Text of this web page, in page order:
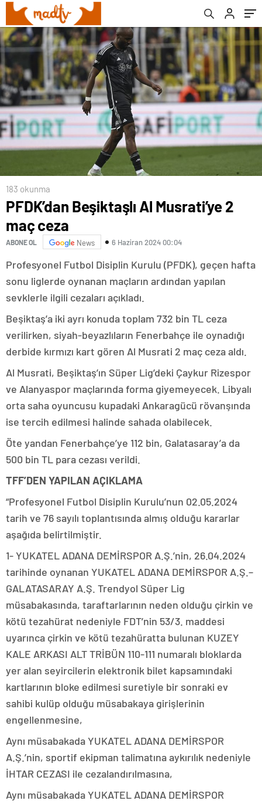
183 okunma
PFDK’dan Beşiktaşlı Al Musrati’ye 2
maç ceza
ABONE OL News 6 Haziran 2024 00:04
Profesyonel Futbol Disiplin Kurulu (PFDK), geçen hafta
sonu liglerde oynanan maçların ardından yapılan
sevklerle ilgili cezaları açıkladı.
Beşiktaş’a iki ayrı konuda toplam 732 bin TL ceza
verilirken, siyah-beyazlıların Fenerbahçe ile oynadığı
derbide kırmızı kart gören Al Musrati 2 maç ceza aldı.
Al Musrati, Beşiktaş’ın Süper Lig’deki Çaykur Rizespor
ve Alanyaspor maçlarında forma giyemeyecek. Libyalı
orta saha oyuncusu kupadaki Ankaragücü rövanşında
ise tercih edilmesi halinde sahada olabilecek.
Öte yandan Fenerbahçe’ye 112 bin, Galatasaray’a da
500 bin TL para cezası verildi.
TFF’DEN YAPILAN AÇIKLAMA
“Profesyonel Futbol Disiplin Kurulu’nun 02.05.2024
tarih ve 76 sayılı toplantısında almış olduğu kararlar
aşağıda belirtilmiştir.
1- YUKATEL ADANA DEMİRSPOR A.Ş.’nin, 26.04.2024
tarihinde oynanan YUKATEL ADANA DEMİRSPOR A.Ş.–
GALATASARAY A.Ş. Trendyol Süper Lig
müsabakasında, taraftarlarının neden olduğu çirkin ve
kötü tezahürat nedeniyle FDT’nin 53/3. maddesi
uyarınca çirkin ve kötü tezahüratta bulunan KUZEY
KALE ARKASI ALT TRİBÜN 110-111 numaralı bloklarda
yer alan seyircilerin elektronik bilet kapsamındaki
kartlarının bloke edilmesi suretiyle bir sonraki ev
sahibi kulüp olduğu müsabakaya girişlerinin
engellenmesine,
Aynı müsabakada YUKATEL ADANA DEMİRSPOR
A.Ş.’nin, sportif ekipman talimatına aykırılık nedeniyle
İHTAR CEZASI ile cezalandırılmasına,
Aynı müsabakada YUKATEL ADANA DEMİRSPOR